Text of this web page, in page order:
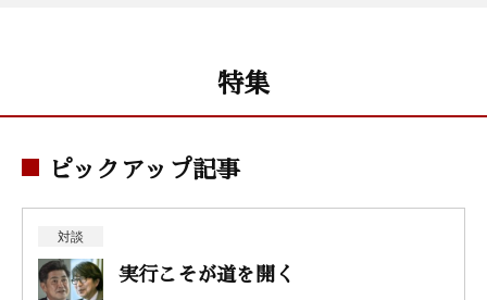
特集
ピックアップ記事
対談
実行こそが道を開く